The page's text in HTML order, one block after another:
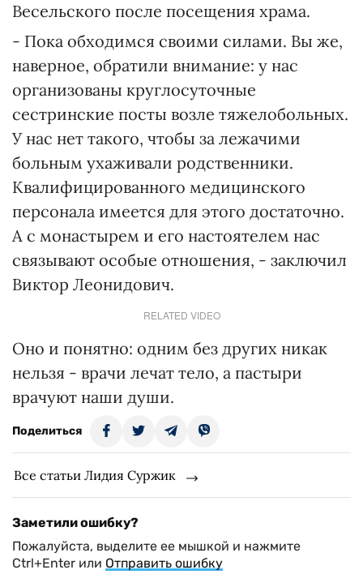
Весельского после посещения храма.
- Пока обходимся своими силами. Вы же,
наверное, обратили внимание: у нас
организованы круглосуточные
сестринские посты возле тяжелобольных.
У нас нет такого, чтобы за лежачими
больным ухаживали родственники.
Квалифицированного медицинского
персонала имеется для этого достаточно.
А с монастырем и его настоятелем нас
связывают особые отношения, - заключил
Виктор Леонидович.
RELATED VIDEO
Оно и понятно: одним без других никак
нельзя - врачи лечат тело, а пастыри
врачуют наши души.
Поделиться
Все статьи Лидия Суржик
Заметили ошибку?
Пожалуйста, выделите ее мышкой и нажмите
Ctrl+Enter или Отправить ошибку